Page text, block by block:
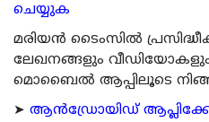
ചെയ്യുക
മരിയന്‍ ടൈംസില്‍
ലേഖനങ്ങളും വീഡിയോകളും
മൊബൈല്‍ ആപ്പിലൂടെ
➤ ആന്‍ഡ്രോയിഡ്